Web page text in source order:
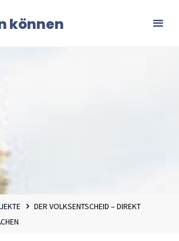
können
DER VOLKSENTSCHEID – DIREKT